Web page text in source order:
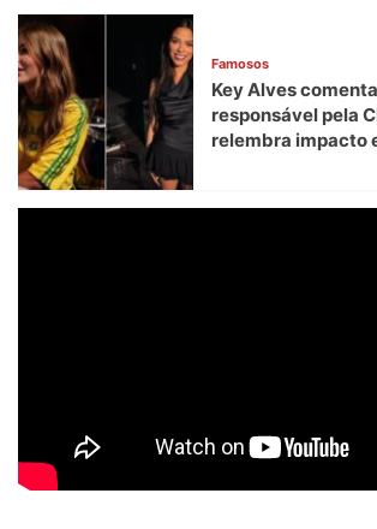
Famosos
Key Alves
responsável pela
relembra impacto